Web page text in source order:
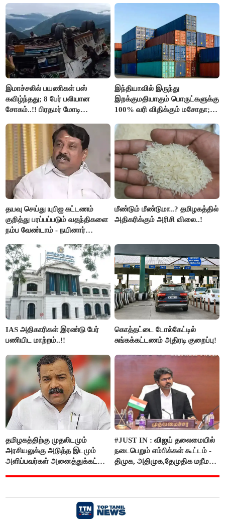
இமாச்சலில் பயணிகள் பஸ்
கவிழ்ந்தது; 8 பேர் பலியான
சோகம்..!! பிரதமர் மோடி
இந்தியாவில் இருந்து
இறக்குமதியாகும் பொருட்களுக்கு
100% வரி விதிக்கும் மசோதா;
தயவு செய்து யுபிஐ கட்டணம்
குறித்து பரப்பப்படும் வதந்திகளை
நம்ப வேண்டாம் - நயினார்
மீண்டும் மீண்டுமா..? தமிழகத்தில்
அதிகரிக்கும் அரிசி விலை..!
IAS அதிகாரிகள் இரண்டு பேர்
பணியிட மாற்றம்..!!
கொத்தட்டை டோல்கேட்டில்
சுங்கக்கட்டணம் அதிரடி குறைப்பு!
தமிழகத்திற்கு முதலிடமும்
அரசியலுக்கு அடுத்த இடமும்
அளிப்பவர்கள் அனைத்துக்கட்சி
#JUST IN : விஜய் தலைமையில்
நடைபெறும் எம்பிக்கள் கூட்டம் -
திமுக, அதிமுக,தேமுதிக மநீம